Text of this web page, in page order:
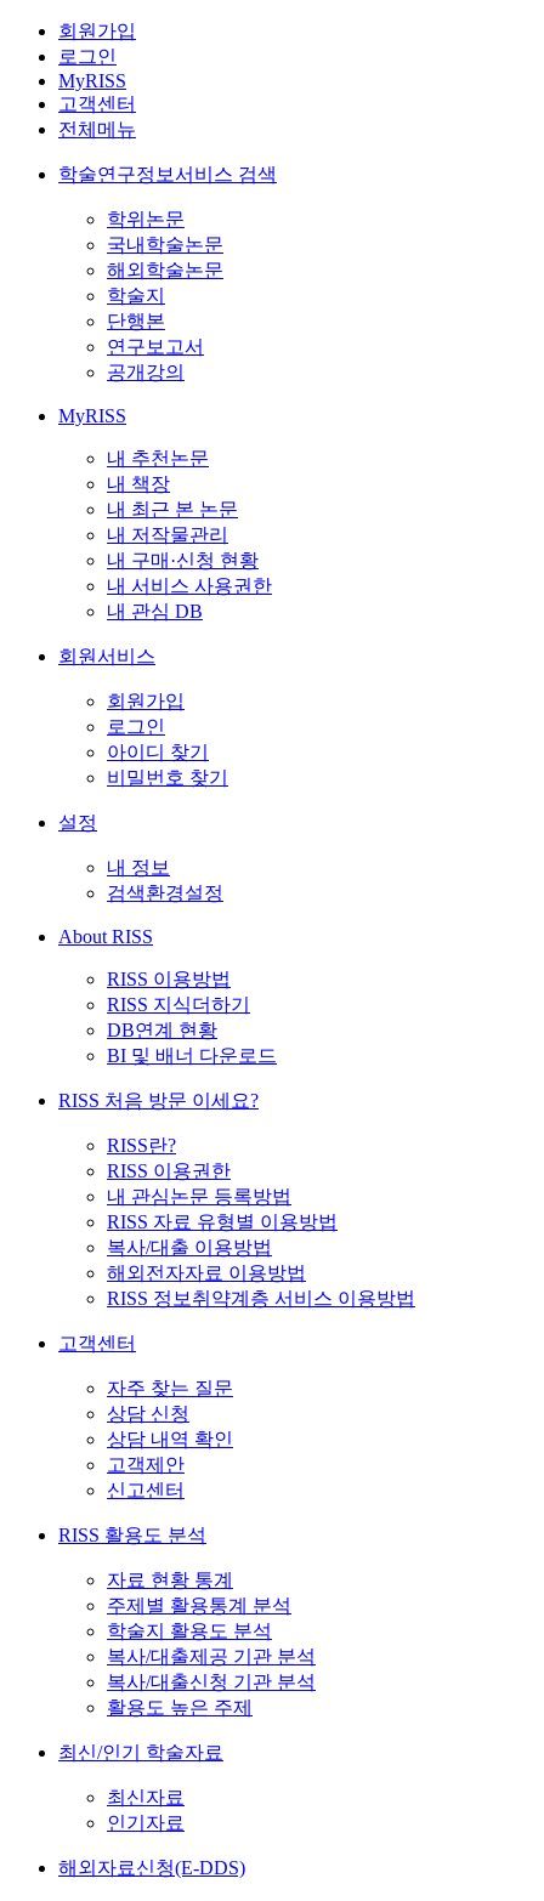
회원가입
로그인
MyRISS
고객센터
전체메뉴
학술연구정보서비스 검색
학위논문
국내학술논문
해외학술논문
학술지
단행본
연구보고서
공개강의
MyRISS
내 추천논문
내 책장
내 최근 본 논문
내 저작물관리
내 구매·신청 현황
내 서비스 사용권한
내 관심 DB
회원서비스
회원가입
로그인
아이디 찾기
비밀번호 찾기
설정
내 정보
검색환경설정
About RISS
RISS 이용방법
RISS 지식더하기
DB연계 현황
BI 및 배너 다운로드
RISS 처음 방문 이세요?
RISS란?
RISS 이용권한
내 관심논문 등록방법
RISS 자료 유형별 이용방법
복사/대출 이용방법
해외전자자료 이용방법
RISS 정보취약계층 서비스 이용방법
고객센터
자주 찾는 질문
상담 신청
상담 내역 확인
고객제안
신고센터
RISS 활용도 분석
자료 현황 통계
주제별 활용통계 분석
학술지 활용도 분석
복사/대출제공 기관 분석
복사/대출신청 기관 분석
활용도 높은 주제
최신/인기 학술자료
최신자료
인기자료
해외자료신청(E-DDS)